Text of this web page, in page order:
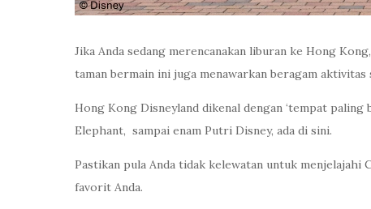
Jika Anda sedang merencanakan liburan ke Hong
taman bermain ini juga menawarkan beragam aktivitas
Hong Kong Disneyland dikenal dengan ‘tempat
Elephant, sampai enam Putri Disney, ada di sini.
Pastikan pula Anda tidak kelewatan untuk
favorit Anda.